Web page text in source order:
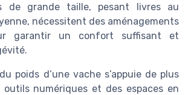
de grande taille, pesant livres au
nécessitent des aménagements
garantir un confort suffisant et
poids d’une vache s’appuie de plus
numériques et des espaces en